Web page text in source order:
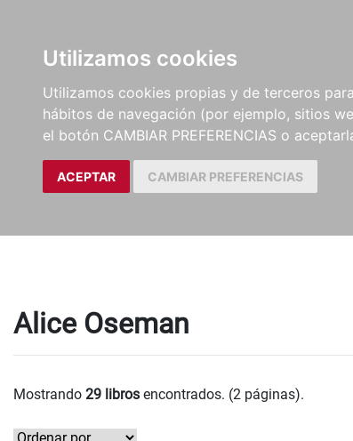
Utilizamos cookies
Utilizamos cookies propias y de terceros
hábitos de navegación (por ejemplo, sitios
el botón CAMBIAR PREFERENCIAS o
ACEPTAR CAMBIAR PREFERENCIAS
Alice Oseman
Mostrando 29 libros encontrados. (2 páginas).